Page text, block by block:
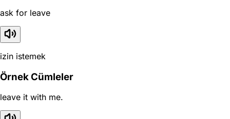
ask for leave
izin istemek
Örnek Cümleler
leave it with me.